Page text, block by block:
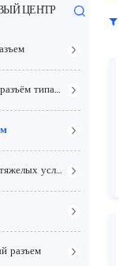
ЦЕНТР
Кабельный разъём типа E
Разъем для тяжелых условий эксплуатации
разъем